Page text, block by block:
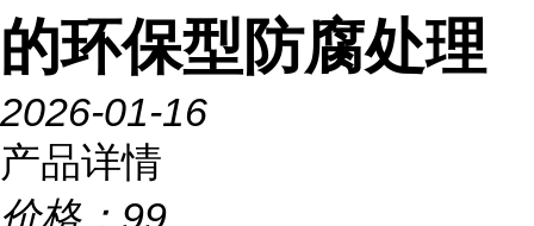
的环保型防腐处理
2026-01-16
产品详情
价格： 99